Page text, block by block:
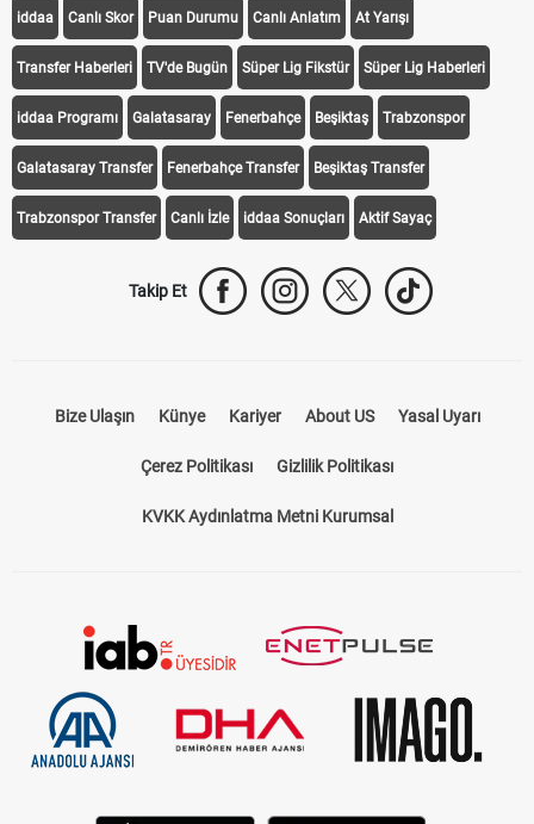
iddaa Canlı Skor Puan Durumu Canlı Anlatım At Yarışı
Transfer Haberleri TV'de Bugün Süper Lig Fikstür Süper Lig Haberleri
iddaa Programı Galatasaray Fenerbahçe Beşiktaş Trabzonspor
Galatasaray Transfer Fenerbahçe Transfer Beşiktaş Transfer
Trabzonspor Transfer Canlı İzle iddaa Sonuçları Aktif Sayaç
Takip Et
Bize Ulaşın Künye Kariyer About US Yasal Uyarı
Çerez Politikası Gizlilik Politikası
KVKK Aydınlatma Metni Kurumsal